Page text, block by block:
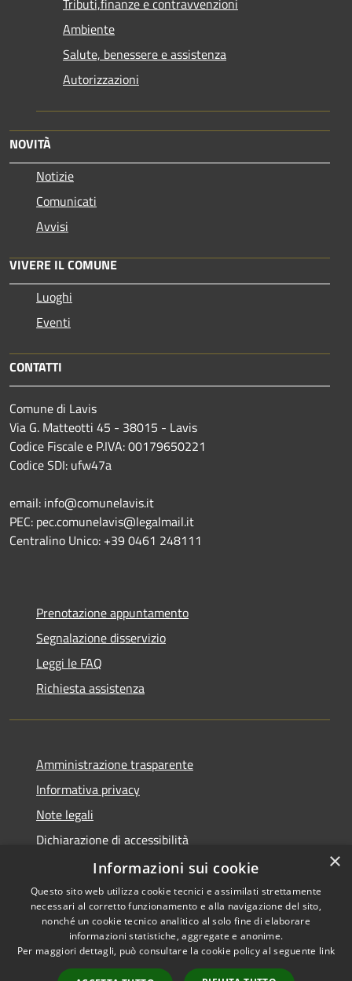
Tributi,finanze e contravvenzioni
Ambiente
Salute, benessere e assistenza
Autorizzazioni
NOVITÀ
Notizie
Comunicati
Avvisi
VIVERE IL COMUNE
Luoghi
Eventi
CONTATTI
Comune di Lavis
Via G. Matteotti 45 - 38015 - Lavis
Codice Fiscale e P.IVA: 00179650221
Codice SDI: ufw47a
email: info@comunelavis.it
PEC: pec.comunelavis@legalmail.it
Centralino Unico: +39 0461 248111
Prenotazione appuntamento
Segnalazione disservizio
Leggi le FAQ
Richiesta assistenza
Amministrazione trasparente
Informativa privacy
Note legali
Dichiarazione di accessibilità
Informative Privacy
RSS
Accessibilità
Copyright © 2026 • Comune di
×
Informazioni sui cookie
Questo sito web utilizza cookie tecnici e assimilati strettamente
necessari al corretto funzionamento e alla navigazione del sito,
nonché un cookie tecnico analitico al solo fine di elaborare
informazioni statistiche, aggregate e anonime.
Per maggiori dettagli, può consultare la cookie policy al seguente link